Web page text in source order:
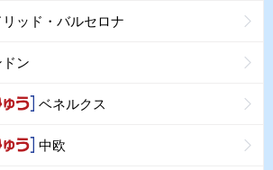
リッド・バルセロナ
ドン
ベネルクス
中欧